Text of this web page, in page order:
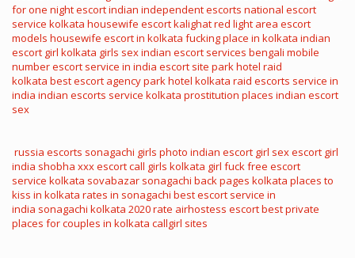
for one nightescort indian independent escorts national escort
service kolkata housewife escortkalighat red light area escort
models housewife escort in kolkata fucking place in kolkata indian
escort girl kolkata girls sexindian escort services bengali mobile
numberescort service in india escort site park hotel raid
kolkata best escort agencypark hotel kolkata raid escorts service in
india indian escorts service kolkata prostitution places indian escort
sex
russia escorts sonagachi girls photo indian escort girl sexescort girl
india shobha xxxescort call girls kolkata girl fuckfree escort
service kolkata sovabazar sonagachi back pages kolkata places to
kiss in kolkata rates in sonagachi best escort service in
india sonagachi kolkata 2020 rate airhostess escortbest private
places for couples in kolkata callgirl sites